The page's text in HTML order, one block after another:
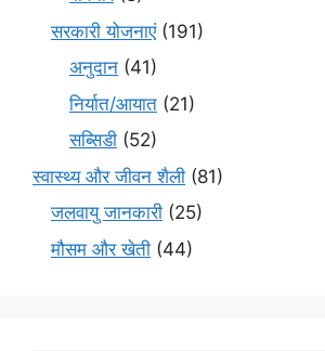
सरकारी योजनाएं(191)
अनुदान (41)
निर्यात/आयात (21)
सब्सिडी (52)
स्वास्थ्य और जीवन शैली (81)
जलवायु जानकारी (25)
मौसम और खेती (44)